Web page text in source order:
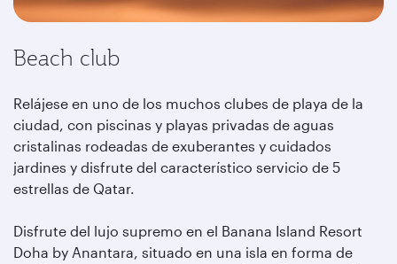
Beach club
Relájese en uno de los muchos clubes de playa de la
ciudad, con piscinas y playas privadas de aguas
cristalinas rodeadas de exuberantes y cuidados
jardines y disfrute del característico servicio de 5
estrellas de Qatar.
Disfrute del lujo supremo en el Banana Island Resort
Doha by Anantara, situado en una isla en forma de